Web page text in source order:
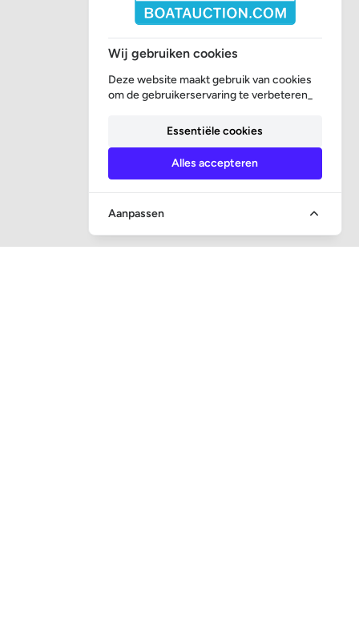
Wij gebruiken cookies
Deze website maakt gebruik van cookies
om de gebruikerservaring te verbeteren_
Essentiële cookies
Alles accepteren
Aanpassen